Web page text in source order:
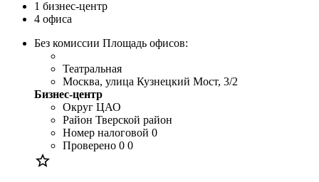
1 бизнес-центр
4 офиса
Без комиссии Площадь офисов:
Театральная
Москва, улица Кузнецкий Мост, 3/2
Бизнес-центр
Округ ЦАО
Район Тверской район
Номер налоговой 0
Проверено 0 0
